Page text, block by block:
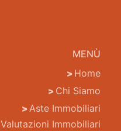
MENÙ
Home
Chi Siamo
Aste Immobiliari
Valutazioni Immobiliari